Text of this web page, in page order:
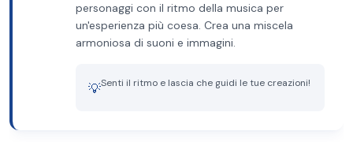
personaggi con il ritmo della musica per
un'esperienza più coesa. Crea una miscela
armoniosa di suoni e immagini.
💡Senti il ​​ritmo e lascia che guidi le tue creazioni!